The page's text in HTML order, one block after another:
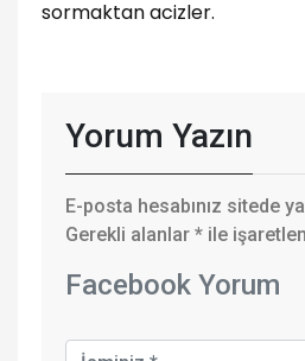
sormaktan acizler.
Yorum Yazın
E-posta hesabınız sitede
Gerekli alanlar * ile
Facebook Yorum